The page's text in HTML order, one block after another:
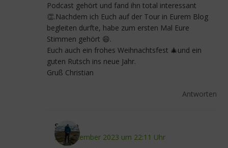
Podcast gehört und fand ihn total interessant
👏.Nachdem ich Euch auf der Tour in Eurem Blog
begleiten durfte, habe zum ersten Mal Eure
Stimmen gehört 😄.
Euch auch ein frohes Weihnachtsfest 🎄und ein
guten Rutsch ins neue Jahr.
Gruß Christian
Antworten
Stefan
20. Dezember 2023 um 22:11 Uhr